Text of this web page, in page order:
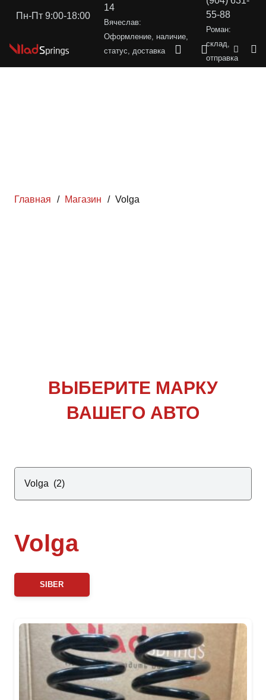
Пн-Пт 9:00-18:00
14
Вячеслав:
Оформление, наличие,
статус, доставка
55-88
Роман:
склад,
отправка
Главная / Магазин / Volga
ВЫБЕРИТЕ МАРКУ
ВАШЕГО АВТО
Volga
SIBER